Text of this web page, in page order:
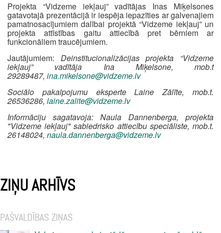
Projekta “Vidzeme iekļauj” vadītājas Inas Miķelsones
gatavotajā prezentācijā ir iespēja iepazīties ar galvenajiem
pamatnosacījumiem dalībai projektā “Vidzeme iekļauj” un
projekta attīstības gaitu attiecībā pret bērniem ar
funkcionāliem traucējumiem.
Jautājumiem: Deinstitucionalizācijas projekta “Vidzeme
iekļauj” vadītāja Ina Miķelsone, mob.t
29289487, ina.mikelsone@vidzeme.lv
Sociālo pakalpojumu eksperte Laine Zālīte, mob.t.
26536286, laine.zalite@vidzeme.lv
Informāciju sagatavoja: Naula Dannenberga, projekta
"Vidzeme iekļauj" sabiedrisko attiecību speciāliste, mob.t.
26148024, naula.dannenberga@vidzeme.lv
ZIŅU ARHĪVS
PAŠVALDĪBAS ZIŅAS